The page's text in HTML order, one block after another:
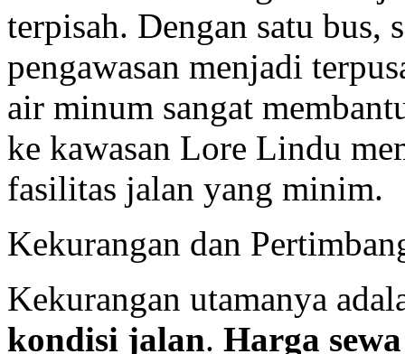
terpisah. Dengan satu bus,
pengawasan menjadi
air minum sangat
ke kawasan Lore Lindu
fasilitas jalan yang minim.
Kekurangan dan
Kekurangan utamanya
kondisi jalan. Harga